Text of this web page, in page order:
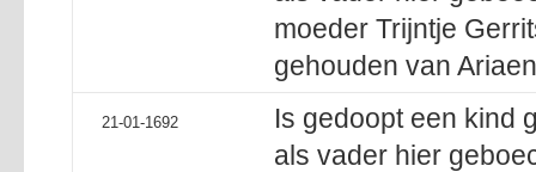
moeder Trijntje
gehouden van
21-01-1692
Is gedoopt een kind
als vader hier